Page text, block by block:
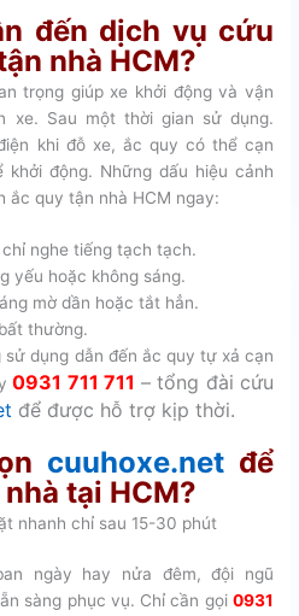
đến dịch vụ cứu
nhà HCM?
trọng giúp xe khởi động và vận
xe. Sau một thời gian sử dụng.
khi đỗ xe, ắc quy có thể cạn
động. Những dấu hiệu cảnh
ắc quy tận nhà HCM ngay:
nghe tiếng tạch tạch.
yếu hoặc không sáng.
mờ dần hoặc tắt hẳn.
thường.
sử dụng dẫn đến ắc quy tự xả cạn
0931 711 711 – tổng đài cứu
để được hỗ trợ kịp thời.
cuuhoxe.netđể
tại HCM?
nhanh chỉ sau 15-30 phút
ngày hay nửa đêm, đội ngũ
sàng phục vụ. Chỉ cần gọi 0931